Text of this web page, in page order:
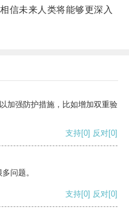
未来人类将能够更深入
加强防护措施，比如增加双重验
支持[0] 反对[0]
问题。
支持[0] 反对[0]